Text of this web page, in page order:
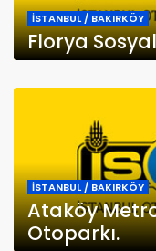
İSTANBUL / BAKIRKÖY
Florya
İSTANBUL / BAKIRKÖY
Ataköy
Otoparkı.